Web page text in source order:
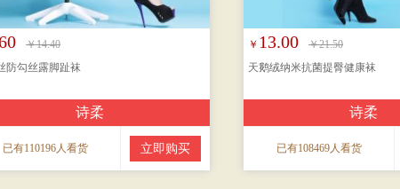
￥14.40
防勾丝露脚趾袜
诗柔
已有110196人看货 立即购买
￥ 13.00
￥21.50
天鹅绒纳米抗菌提臀健康袜
诗柔
已有108469人看货